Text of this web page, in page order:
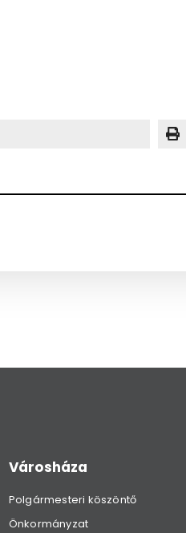
Városháza
Polgármesteri köszöntő
Önkormányzat